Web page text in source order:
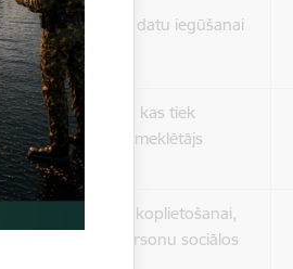
statistisko datu iegūšanai
vietni.
GA 4 versijas, kas tiek
par to, kā apmeklētājs
vietņu un satura koplietošanai,
trešo personu sociālos